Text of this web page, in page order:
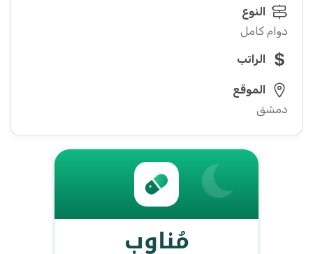
النوع
دوام كامل
الراتب
الموقع
دمشق